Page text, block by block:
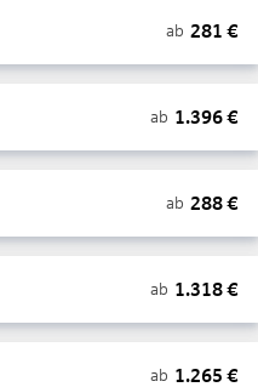
ab 281 €
ab 1.396€
ab 288€
ab 1.318€
ab 1.265 €